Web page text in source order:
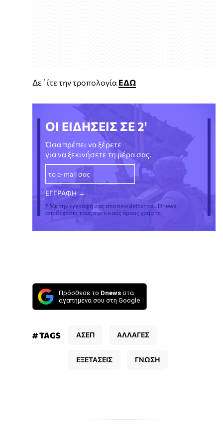
Δε΄ίτε την τροπολογία ΕΔΩ
ΟΙ ΕΙΔΗΣΕΙΣ ΣΕ 2'
Όσα πρέπει να ξέρετε
για να ξεκινήσετε τη μέρα σας.
* Με την εγγραφή σας στο newsletter του Dnews,
αποδέχεστε τους σχετικούς όρους χρήσης
Πρόσθεσε το Dnews στα
αγαπημένα σου στη Google
# TAGS ΑΣΕΠ ΑΛΛΑΓΕΣ
ΕΞΕΤΑΣΕΙΣ ΓΝΩΣΗ